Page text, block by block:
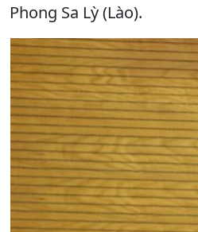
Phong Sa Lỳ (Lào).